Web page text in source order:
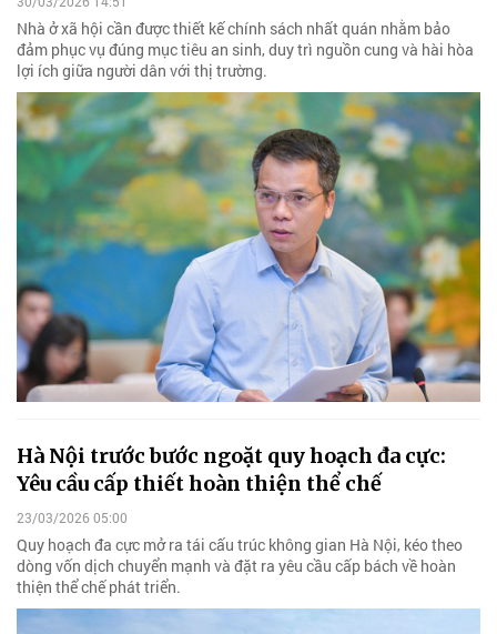
Nhà ở xã hội cần được thiết kế chính sách nhất quán nhằm bảo
đảm phục vụ đúng mục tiêu an sinh, duy trì nguồn cung và hài hòa
lợi ích giữa người dân với thị trường.
Hà Nội trước bước ngoặt quy hoạch đa cực:
Yêu cầu cấp thiết hoàn thiện thể chế
23/03/2026 05:00
Quy hoạch đa cực mở ra tái cấu trúc không gian Hà Nội, kéo theo
dòng vốn dịch chuyển mạnh và đặt ra yêu cầu cấp bách về hoàn
thiện thể chế phát triển.